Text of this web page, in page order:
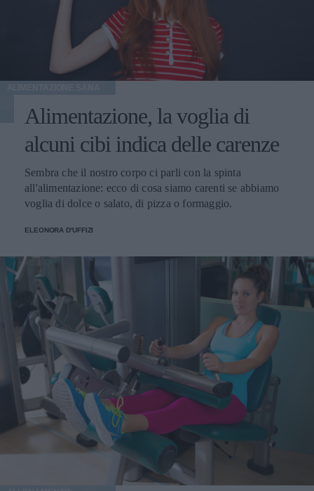
Alimentazione, la voglia di
alcuni cibi indica delle carenze
Sembra che il nostro corpo ci parli con la spinta
all'alimentazione: ecco di cosa siamo carenti se abbiamo
voglia di dolce o salato, di pizza o formaggio.
ELEONORA D'UFFIZI